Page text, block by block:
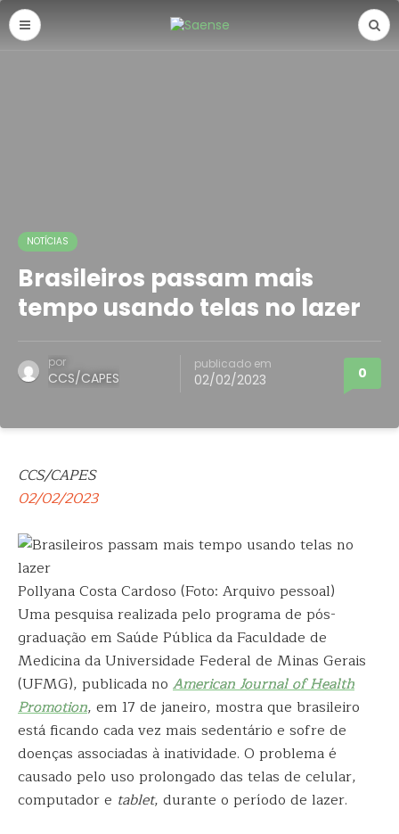
NOTÍCIAS
Brasileiros passam mais
tempo usando telas no lazer
por
CCS/CAPES
publicado em
02/02/2023 0
CCS/CAPES
02/02/2023
Pollyana Costa Cardoso (Foto: Arquivo pessoal)
Uma pesquisa realizada pelo programa de pós-
graduação em Saúde Pública da Faculdade de
Medicina da Universidade Federal de Minas Gerais
(UFMG), publicada no American Journal of Health
Promotion, em 17 de janeiro, mostra que brasileiro
está ficando cada vez mais sedentário e sofre de
doenças associadas à inatividade. O problema é
causado pelo uso prolongado das telas de celular,
computador e tablet, durante o período de lazer.